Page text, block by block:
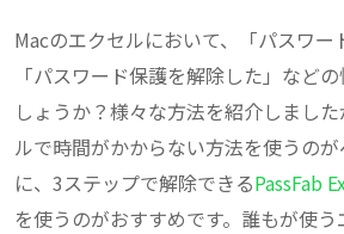
Macのエクセルにおいて、「パスワー
「パスワード保護を解除した」など
しょうか？様々な方法を紹介しまし
ルで時間がかからない方法を使うの
に、3ステップで解除できるPassFab
を使うのがおすすめです。誰もが使